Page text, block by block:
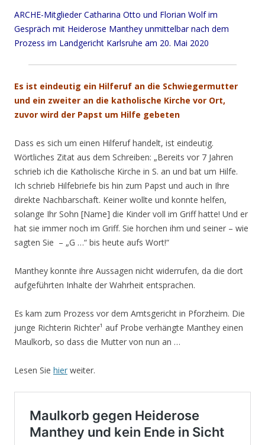
ARCHE-Mitglieder Catharina Otto und Florian Wolf im
Gespräch mit Heiderose Manthey unmittelbar nach dem
Prozess im Landgericht Karlsruhe am 20. Mai 2020
Es ist eindeutig ein Hilferuf an die Schwiegermutter
und ein zweiter an die katholische Kirche vor Ort,
zuvor wird der Papst um Hilfe gebeten
Dass es sich um einen Hilferuf handelt, ist eindeutig.
Wörtliches Zitat aus dem Schreiben: „Bereits vor 7 Jahren
schrieb ich die Katholische Kirche in S. an und bat um Hilfe.
Ich schrieb Hilfebriefe bis hin zum Papst und auch in Ihre
direkte Nachbarschaft. Keiner wollte und konnte helfen,
solange Ihr Sohn [Name] die Kinder voll im Griff hatte! Und er
hat sie immer noch im Griff. Sie horchen ihm und seiner – wie
sagten Sie – „G …“ bis heute aufs Wort!“
Manthey konnte ihre Aussagen nicht widerrufen, da die dort
aufgeführten Inhalte der Wahrheit entsprachen.
Es kam zum Prozess vor dem Amtsgericht in Pforzheim. Die
junge Richterin Richter¹ auf Probe verhängte Manthey einen
Maulkorb, so dass die Mutter von nun an …
Lesen Sie hier weiter.